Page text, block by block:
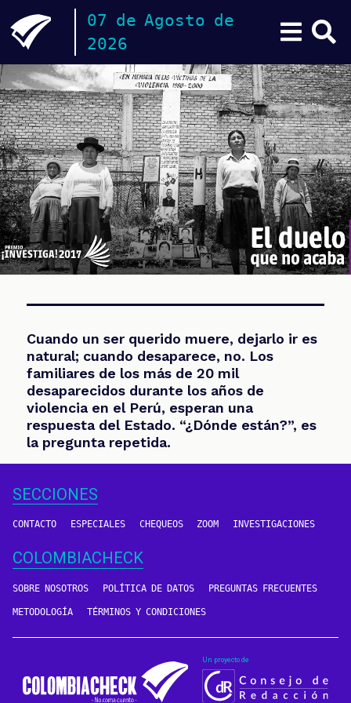
contenido
principal
CHEQUEOS
INVESTIGACIONES
ESPECIALES
PODCAST
ZOOM
07 de Agosto de
2026
Cuando un ser querido muere, dejarlo ir es
natural; cuando desaparece, no. Los
familiares de los más de 20 mil
desaparecidos durante los años de
violencia en el Perú, esperan una
respuesta del Estado. “¿Dónde están?”, es
la pregunta repetida.
SECCIONES
CONTACTO ESPECIALES CHEQUEOS ZOOM INVESTIGACIONES
COLOMBIACHECK
SOBRE NOSOTROS POLÍTICA DE DATOS PREGUNTAS FRECUENTES
METODOLOGÍA TÉRMINOS Y CONDICIONES
Un proyecto de